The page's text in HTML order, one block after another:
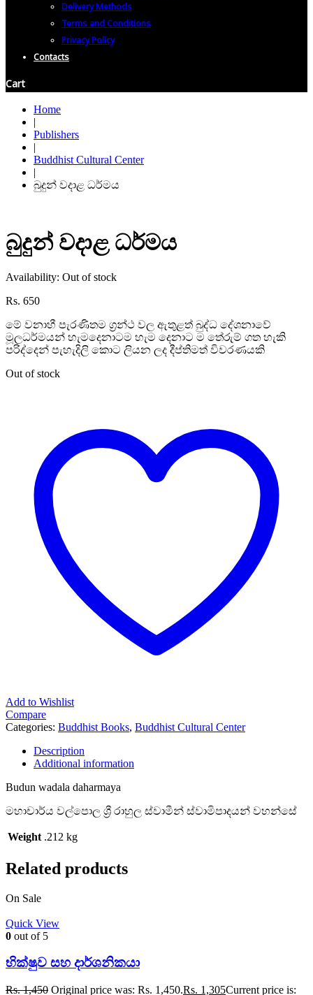
Delivery Methods
Terms and Conditions
Privacy Policy
Contacts
Cart
Home
|
Publishers
|
Buddhist Cultural Center
|
බුදුන් වදාළ ධර්මය
බුදුන් වදාළ ධර්මය
Availability: Out of stock
Rs. 650
මේ වනාහී පැරණිතම ග්රන්ථ වල ඇතුළත් බුද්ධ දේශනාවේ
මූලධර්මයන් හැමදෙනාටම හැම දෙනාට ම තේරුම් ගත හැකි
පරිද්දෙන් පැහැදිලි කොට ලියන ලද දීප්තිමත් විවරණයකි
Out of stock
Add to Wishlist
Compare
Categories: Buddhist Books, Buddhist Cultural Center
Description
Additional information
Budun wadala daharmaya
මහාචාර්ය වල්පොල ශ් රී රාහුල ස්වාමීන් ස්වාමිපාදයන් වහන්සේ
Weight .212 kg
Related products
On Sale
Quick View
0 out of 5
භික්ෂුව සහ දාර්ශනිකයා
Rs.1,450 Original price was: Rs. 1,450.Rs. 1,305Current price is: